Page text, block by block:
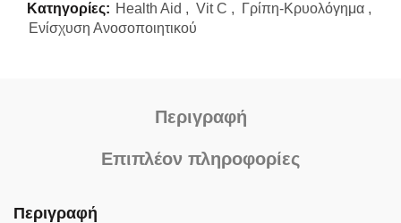
Κατηγορίες: Health Aid , Vit C , Γρίπη-Κρυολόγημα ,
Ενίσχυση Ανοσοποιητικού
Περιγραφή
Επιπλέον πληροφορίες
Περιγραφή